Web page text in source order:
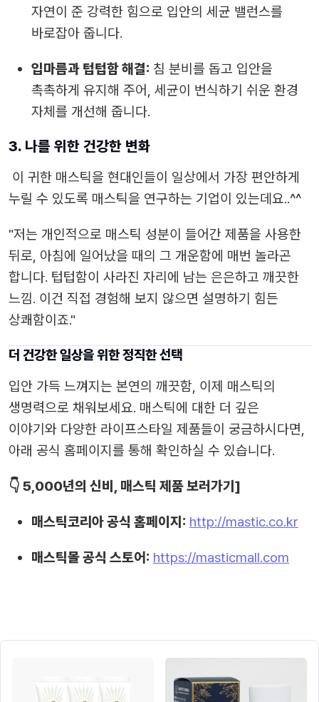
자연이 준 강력한 힘으로 입안의 세균 밸런스를
바로잡아 줍니다.
입마름과 텁텁함 해결: 침 분비를 돕고 입안을
촉촉하게 유지해 주어, 세균이 번식하기 쉬운 환경
자체를 개선해 줍니다.
3. 나를 위한 건강한 변화
이 귀한 매스틱을 현대인들이 일상에서 가장 편안하게
누릴 수 있도록 매스틱을 연구하는 기업이 있는데요..^^
"저는 개인적으로 매스틱 성분이 들어간 제품을 사용한
뒤로, 아침에 일어났을 때의 그 개운함에 매번 놀라곤
합니다. 텁텁함이 사라진 자리에 남는 은은하고 깨끗한
느낌. 이건 직접 경험해 보지 않으면 설명하기 힘든
상쾌함이죠."
더 건강한 일상을 위한 정직한 선택
입안 가득 느껴지는 본연의 깨끗함, 이제 매스틱의
생명력으로 채워보세요. 매스틱에 대한 더 깊은
이야기와 다양한 라이프스타일 제품들이 궁금하시다면,
아래 공식 홈페이지를 통해 확인하실 수 있습니다.
👇 5,000년의 신비, 매스틱 제품 보러가기]
매스틱코리아 공식 홈페이지: http://mastic.co.kr
매스틱몰 공식 스토어: https://masticmall.com